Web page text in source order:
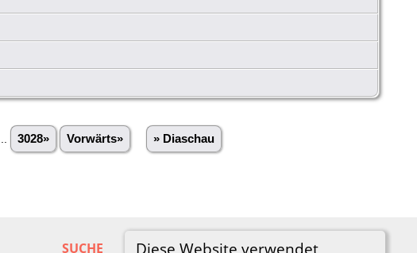
Diese Website verwendet
3028» Vorwärts» » Diaschau
SUCHE